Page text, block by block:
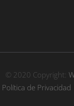
© 2020 Copyright:
Política de Privacidad